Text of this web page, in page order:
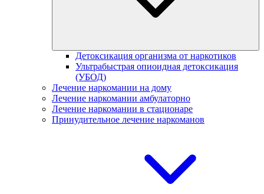
Детоксикация организма от наркотиков
Ультрабыстрая опиоидная детоксикация
(УБОД)
Лечение наркомании на дому
Лечение наркомании амбулаторно
Лечение наркомании в стационаре
Принудительное лечение наркоманов